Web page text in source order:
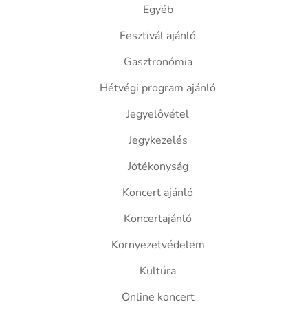
Egyéb
Fesztivál ajánló
Gasztronómia
Hétvégi program ajánló
Jegyelővétel
Jegykezelés
Jótékonyság
Koncert ajánló
Koncertajánló
Környezetvédelem
Kultúra
Online koncert